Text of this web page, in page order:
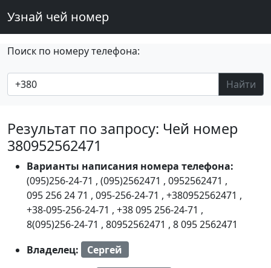
Узнай чей номер
Поиск по номеру телефона:
Найти
Результат по запросу: Чей номер
380952562471
Варианты написания номера телефона:
(095)256-24-71 , (095)2562471 , 0952562471 ,
095 256 24 71 , 095-256-24-71 , +380952562471 ,
+38-095-256-24-71 , +38 095 256-24-71 ,
8(095)256-24-71 , 80952562471 , 8 095 2562471
Владелец:
Сергей